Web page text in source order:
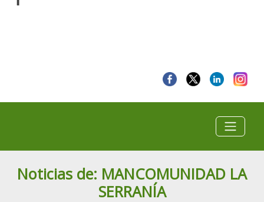
Noticias de: MANCOMUNIDAD LA
SERRANÍA